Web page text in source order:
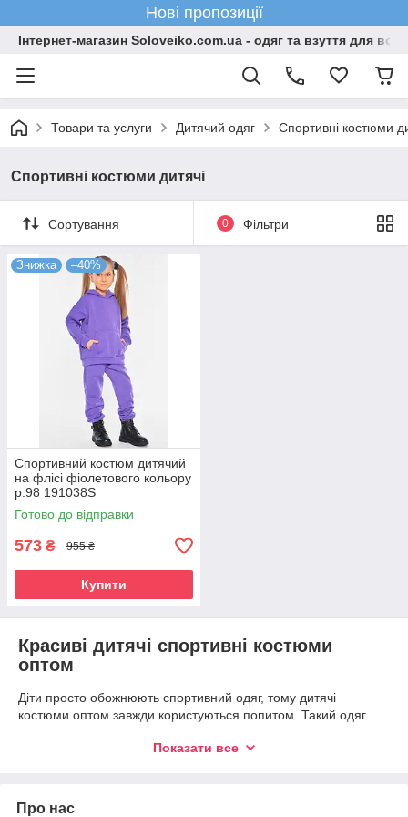
Нові пропозиції
Інтернет-магазин Soloveiko.com.ua - одяг та взуття для всієї
Товари та услуги Дитячий одяг Спортивні костюми
Спортивні костюми дитячі
Сортування 0 Фільтри
Знижка –40%
Спортивний костюм дитячий
на флісі фіолетового кольору
р.98 191038S
Готово до відправки
573 ₴ 955 ₴
Купити
Красиві дитячі спортивні костюми
оптом
Діти просто обожнюють спортивний одяг, тому дитячі
костюми оптом завжди користуються попитом. Такий одяг
дитина не відвідує спортивну секцію, вона із задоволенням
можливості проявляти необмежену активність. Часом у
Показати все
Про нас